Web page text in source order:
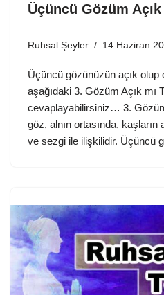
Üçüncü Gözüm Açık
Ruhsal Şeyler 14 Haziran
Üçüncü gözünüzün açık olup
aşağıdaki 3. Gözüm Açık mı
cevaplayabilirsiniz… 3.
göz, alnın ortasında, kaşların
ve sezgi ile ilişkilidir. Üçüncü